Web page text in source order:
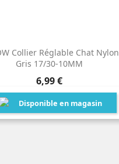
Collier Réglable Chat Nylon
Gris 17/30-10MM
Prix
6,99 €
Disponible en magasin